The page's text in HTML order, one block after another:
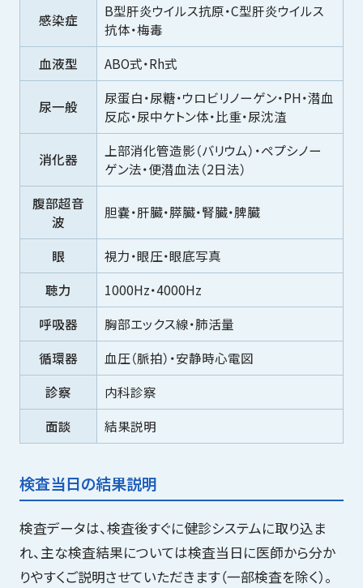
感染症
B型肝炎ウイルス抗原・C型肝炎ウイルス
抗体・梅毒
血液型
ABO式・Rh式
尿一般
尿蛋白・尿糖・ウロビリノーゲン・PH・潜血
反応・尿中ケトン体・比重・尿沈渣
消化器
上部消化管造影（バリウム）・ペプシノー
ゲン法・便潜血法（2日法）
腹部超音
波
胆嚢・肝臓・膵臓・腎臓・脾臓
眼
視力・眼圧・眼底写真
聴力
1000Hz・4000Hz
呼吸器
胸部エックス線・肺活量
循環器
血圧（脈拍）・安静時心電図
診察
内科診察
面談
結果説明
検査当日の結果説明
検査データは、検査後すぐに健診システムに取り込ま
れ、主な検査結果については検査当日に医師から分か
りやすくご説明させていただきます（一部検査を除く）。